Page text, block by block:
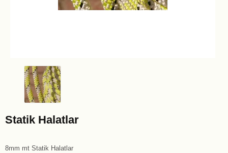
Statik Halatlar
8mm mt Statik Halatlar